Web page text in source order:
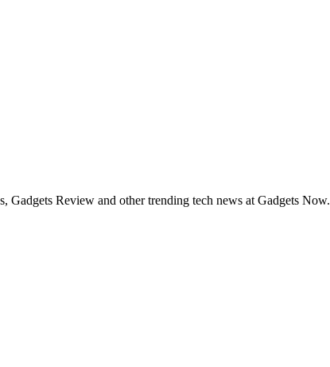
Gadgets Review and other trending tech news at Gadgets Now.